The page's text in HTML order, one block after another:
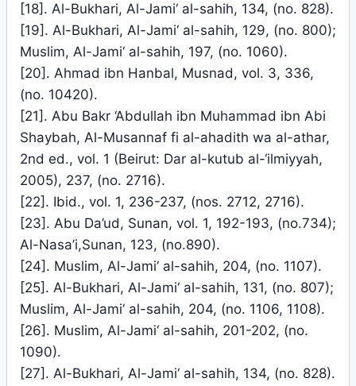
[18]. Al-Bukhari, Al-Jami‘ al-sahih, 134, (no. 828).
[19]. Al-Bukhari, Al-Jami‘ al-sahih, 129, (no. 800);
Muslim, Al-Jami‘ al-sahih, 197, (no. 1060).
[20]. Ahmad ibn Hanbal, Musnad, vol. 3, 336,
(no. 10420).
[21]. Abu Bakr ‘Abdullah ibn Muhammad ibn Abi
Shaybah, Al-Musannaf fi al-ahadith wa al-athar,
2nd ed., vol. 1 (Beirut: Dar al-kutub al-‘ilmiyyah,
2005), 237, (no. 2716).
[22]. Ibid., vol. 1, 236-237, (nos. 2712, 2716).
[23]. Abu Da’ud, Sunan, vol. 1, 192-193, (no.734);
Al-Nasa’i,Sunan, 123, (no.890).
[24]. Muslim, Al-Jami‘ al-sahih, 204, (no. 1107).
[25]. Al-Bukhari, Al-Jami‘ al-sahih, 131, (no. 807);
Muslim, Al-Jami‘ al-sahih, 204, (no. 1106, 1108).
[26]. Muslim, Al-Jami‘ al-sahih, 201-202, (no.
1090).
[27]. Al-Bukhari, Al-Jami‘ al-sahih, 134, (no. 828).